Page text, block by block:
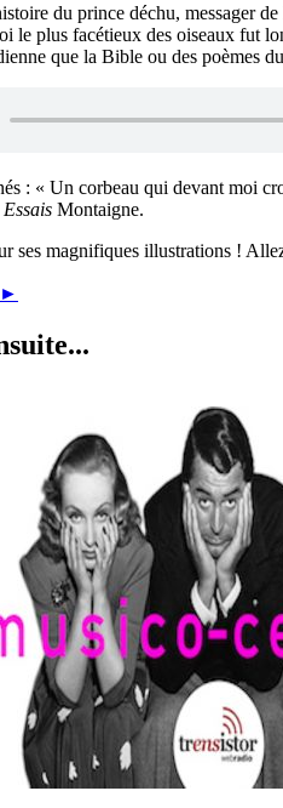
du prince déchu, messager
le plus facétieux des oiseaux fut
que la Bible ou des poèmes
: « Un corbeau qui devant moi
Essais Montaigne.
ses magnifiques illustrations !
►